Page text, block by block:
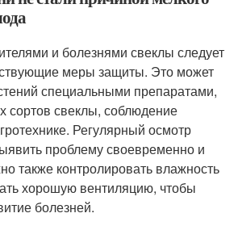
и болезнями свеклы следует
меры защиты. Это может
специальными препаратами,
сортов свеклы, соблюдение
Регулярный осмотр
проблему своевременно и
также контролировать влажность
хорошую вентиляцию, чтобы
болезней.